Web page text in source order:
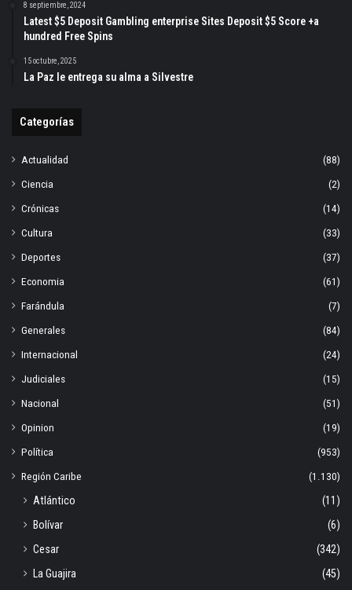
8 septiembre, 2024
Latest $5 Deposit Gambling enterprise Sites Deposit $5 Score +a
hundred Free Spins
15 octubre, 2025
La Paz le entrega su alma a Silvestre
Categorías
Actualidad
(88)
Ciencia
(2)
Crónicas
(14)
Cultura
(33)
Deportes
(37)
Economia
(61)
Farándula
(7)
Generales
(84)
Internacional
(24)
Judiciales
(15)
Nacional
(51)
Opinion
(19)
Política
(953)
Región Caribe
(1.130)
Atlántico
(11)
Bolívar
(6)
Cesar
(342)
La Guajira
(45)